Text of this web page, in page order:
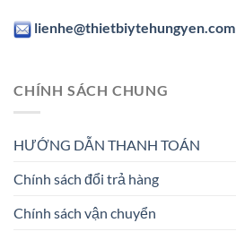
lienhe@thietbiytehungyen.com
CHÍNH SÁCH CHUNG
HƯỚNG DẪN THANH TOÁN
Chính sách đổi trả hàng
Chính sách vận chuyển